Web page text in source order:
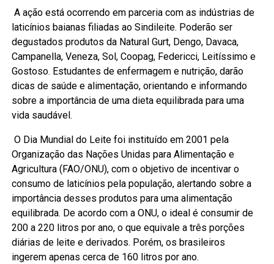
A ação está ocorrendo em parceria com as indústrias de
laticínios baianas filiadas ao Sindileite. Poderão ser
degustados produtos da Natural Gurt, Dengo, Davaca,
Campanella, Veneza, Sol, Coopag, Federicci, Leitíssimo e
Gostoso. Estudantes de enfermagem e nutrição, darão
dicas de saúde e alimentação, orientando e informando
sobre a importância de uma dieta equilibrada para uma
vida saudável.
O Dia Mundial do Leite foi instituído em 2001 pela
Organização das Nações Unidas para Alimentação e
Agricultura (FAO/ONU), com o objetivo de incentivar o
consumo de laticínios pela população, alertando sobre a
importância desses produtos para uma alimentação
equilibrada. De acordo com a ONU, o ideal é consumir de
200 a 220 litros por ano, o que equivale a três porções
diárias de leite e derivados. Porém, os brasileiros
ingerem apenas cerca de 160 litros por ano.